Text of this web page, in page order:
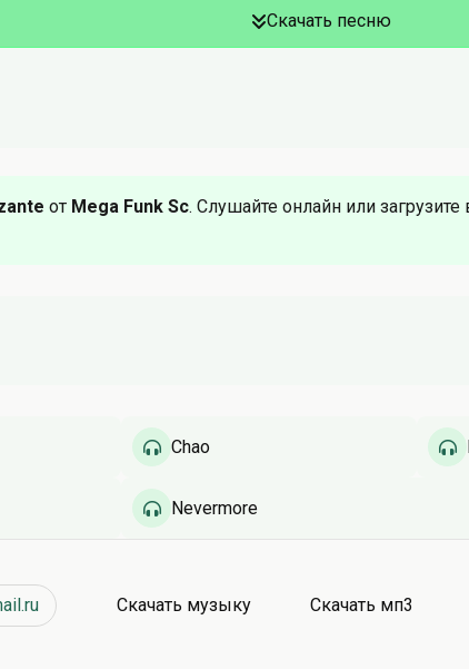
Скачать песню
от Mega Funk Sc. Слушайте онлайн или
Chao
Nevermore
Скачать музыку Скачать мп3